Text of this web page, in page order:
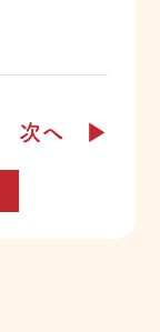
次へ ▶